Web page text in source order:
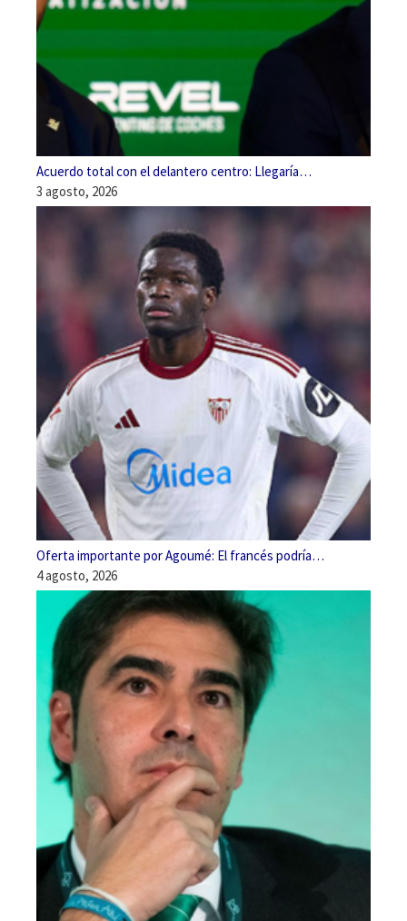
Acuerdo total con el delantero centro: Llegaría…
3 agosto, 2026
Oferta importante por Agoumé: El francés podría…
4 agosto, 2026